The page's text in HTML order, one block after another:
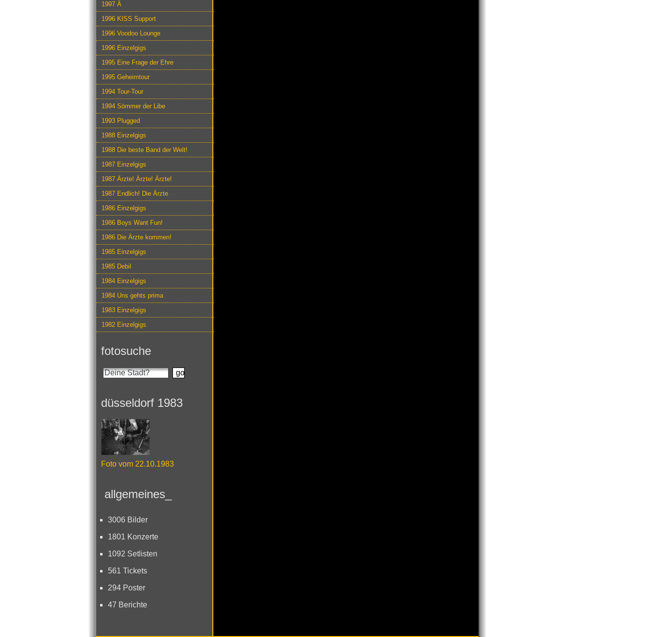
1997 Ä
1996 KISS Support
1996 Voodoo Lounge
1996 Einzelgigs
1995 Eine Frage der Ehre
1995 Geheimtour
1994 Tour-Tour
1994 Sömmer der Libe
1993 Plugged
1988 Einzelgigs
1988 Die beste Band der Welt!
1987 Einzelgigs
1987 Ärzte! Ärzte! Ärzte!
1987 Endlich! Die Ärzte
1986 Einzelgigs
1986 Boys Want Fun!
1986 Die Ärzte kommen!
1985 Einzelgigs
1985 Debil
1984 Einzelgigs
1984 Uns gehts prima
1983 Einzelgigs
1982 Einzelgigs
fotosuche
düsseldorf 1983
Foto vom 22.10.1983
allgemeines_
3006 Bilder
1801 Konzerte
1092 Setlisten
561 Tickets
294 Poster
47 Berichte